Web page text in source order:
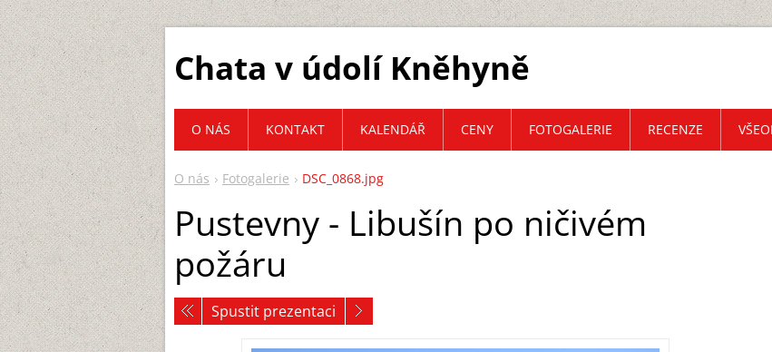
Chata v údolí Kněhyně
O nás Fotogalerie DSC_0868.jpg
Pustevny - Libušín po ničivém
požáru
Spustit prezentaci
O NÁS KONTAKT KALENDÁŘ CENY FOTOGALERIE RECENZE